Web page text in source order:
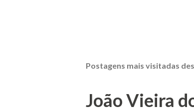
Postagens mais visitadas
João Vieira